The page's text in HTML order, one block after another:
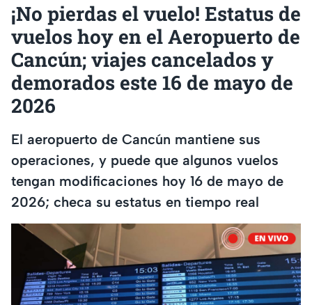
¡No pierdas el vuelo! Estatus de
vuelos hoy en el Aeropuerto de
Cancún; viajes cancelados y
demorados este 16 de mayo de
2026
El aeropuerto de Cancún mantiene sus
operaciones, y puede que algunos vuelos
tengan modificaciones hoy 16 de mayo de
2026; checa su estatus en tiempo real